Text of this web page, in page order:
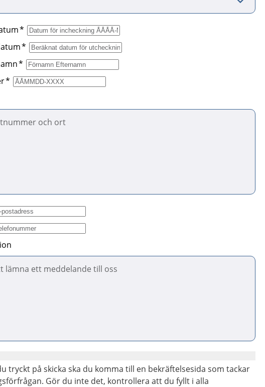
tryckt på skicka ska du komma till en bekräftelsesida som tackar
Gör du inte det, kontrollera att du fyllt i alla